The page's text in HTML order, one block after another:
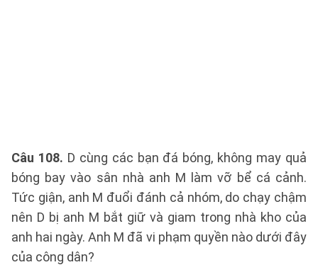
Câu 108. D cùng các bạn đá bóng, không may quả
bóng bay vào sân nhà anh M làm vỡ bể cá cảnh.
Tức giận, anh M đuổi đánh cả nhóm, do chạy chậm
nên D bị anh M bắt giữ và giam trong nhà kho của
anh hai ngày. Anh M đã vi phạm quyền nào dưới đây
của công dân?